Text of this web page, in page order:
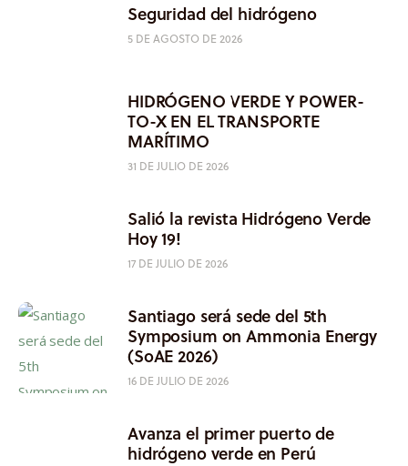
Seguridad del hidrógeno
5 DE AGOSTO DE 2026
HIDRÓGENO VERDE Y POWER-
TO-X EN EL TRANSPORTE
MARÍTIMO
31 DE JULIO DE 2026
Salió la revista Hidrógeno Verde
Hoy 19!
17 DE JULIO DE 2026
Santiago será sede del 5th
Symposium on Ammonia Energy
(SoAE 2026)
16 DE JULIO DE 2026
Avanza el primer puerto de
hidrógeno verde en Perú